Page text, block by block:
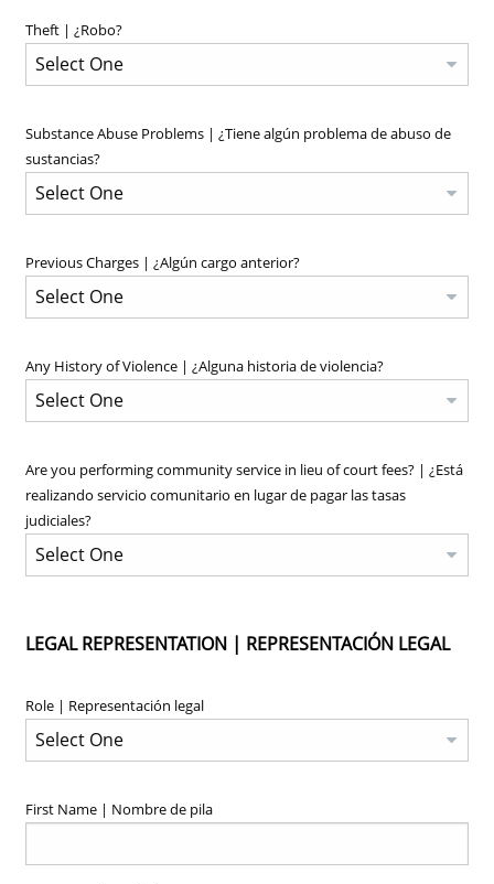
Theft | ¿Robo?
Substance Abuse Problems | ¿Tiene algún problema de abuso de
sustancias?
Previous Charges | ¿Algún cargo anterior?
Any History of Violence | ¿Alguna historia de violencia?
Are you performing community service in lieu of court fees? | ¿Está
realizando servicio comunitario en lugar de pagar las tasas
judiciales?
LEGAL REPRESENTATION | REPRESENTACIÓN LEGAL
Role | Representación legal
First Name | Nombre de pila